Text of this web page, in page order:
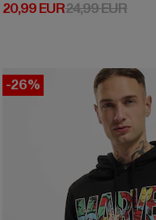
20,99 EUR
Prix courant: 20,99 EUR
24,99 EURPrix
-26%